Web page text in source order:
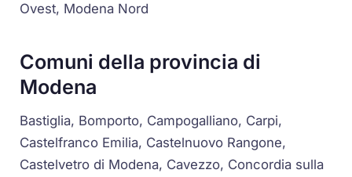
Ovest, Modena Nord
Comuni della provincia di
Modena
Bastiglia, Bomporto, Campogalliano, Carpi,
Castelfranco Emilia, Castelnuovo Rangone,
Castelvetro di Modena, Cavezzo, Concordia sulla